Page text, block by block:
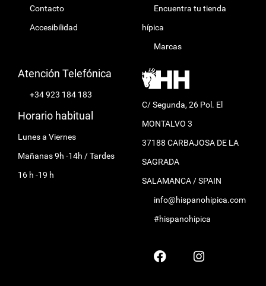
Contacto
Accesibilidad
Encuentra tu tienda
hípica
Marcas
Atención Telefónica
+34 923 184 183
Horario habitual
Lunes a Viernes
Mañanas 9h -14h / Tardes
16 h -19 h
C/ Segunda, 26 Pol. El
MONTALVO 3
37188 CARBAJOSA DE LA
SAGRADA
SALAMANCA / SPAIN
info@hispanohipica.com
#hispanohipica